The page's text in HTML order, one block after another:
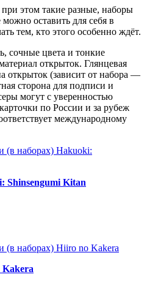
этом такие разные, наборы
оставить для себя в
тем, кто этого особенно ждёт.
сочные цвета и тонкие
открыток. Глянцевая
открыток (зависит от набора —
сторона для подписи и
могут с уверенностью
по России и за рубеж
международному
Shinsengumi Kitan
Kakera